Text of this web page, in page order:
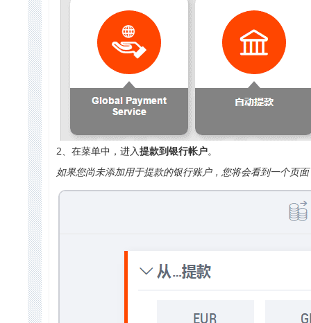
2、在菜单中，进入提款到银行帐户。
如果您尚未添加用于提款的银行账户，您将会看到一个页